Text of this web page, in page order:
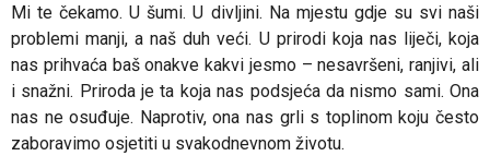
Mi te čekamo. U šumi. U divljini. Na mjestu gdje su svi naši
problemi manji, a naš duh veći. U prirodi koja nas liječi, koja
nas prihvaća baš onakve kakvi jesmo – nesavršeni, ranjivi, ali
i snažni. Priroda je ta koja nas podsjeća da nismo sami. Ona
nas ne osuđuje. Naprotiv, ona nas grli s toplinom koju često
zaboravimo osjetiti u svakodnevnom životu.